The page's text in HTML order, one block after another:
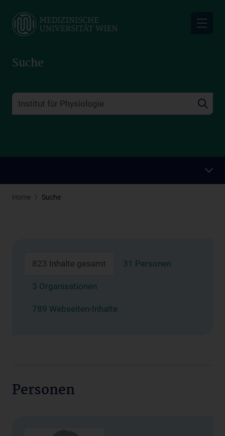
main
Suche
Home Suche
823 Inhalte gesamt 31 Personen
3 Organisationen
789 Webseiten-Inhalte
Personen